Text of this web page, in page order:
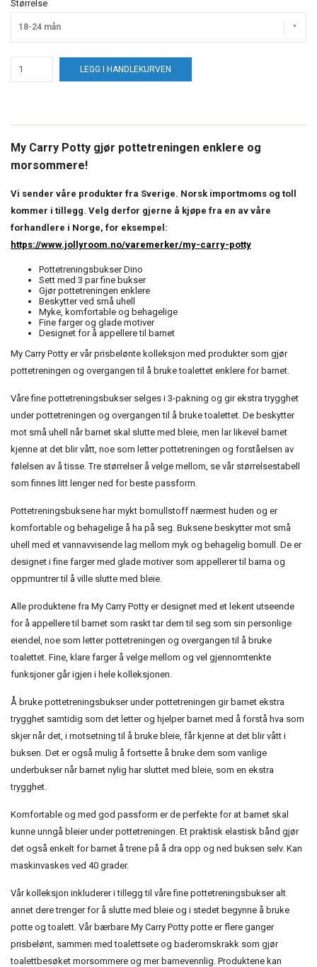
Størrelse
18-24 mån
LEGG I HANDLEKURVEN
My Carry Potty gjør pottetreningen enklere og
morsommere!
Vi sender våre produkter fra Sverige. Norsk importmoms og toll
kommer i tillegg. Velg derfor gjerne å kjøpe fra en av våre
forhandlere i Norge, for eksempel:
https://www.jollyroom.no/varemerker/my-carry-potty
Pottetreningsbukser Dino
Sett med 3 par fine bukser
Gjør pottetreningen enklere
Beskytter ved små uhell
Myke, komfortable og behagelige
Fine farger og glade motiver
Designet for å appellere til barnet
My Carry Potty er vår prisbelønte kolleksjon med produkter som gjør
pottetreningen og overgangen til å bruke toalettet enklere for barnet.
Våre fine pottetreningsbukser selges i 3-pakning og gir ekstra trygghet
under pottetreningen og overgangen til å bruke toalettet. De beskytter
mot små uhell når barnet skal slutte med bleie, men lar likevel barnet
kjenne at det blir vått, noe som letter pottetreningen og forståelsen av
følelsen av å tisse. Tre størrelser å velge mellom, se vår størrelsestabell
som finnes litt lenger ned for beste passform.
Pottetreningsbuksene har mykt bomullstoff nærmest huden og er
komfortable og behagelige å ha på seg. Buksene beskytter mot små
uhell med et vannavvisende lag mellom myk og behagelig bomull. De er
designet i fine farger med glade motiver som appellerer til barna og
oppmuntrer til å ville slutte med bleie.
Alle produktene fra My Carry Potty er designet med et lekent utseende
for å appellere til barnet som raskt tar dem til seg som sin personlige
eiendel, noe som letter pottetreningen og overgangen til å bruke
toalettet. Fine, klare farger å velge mellom og vel gjennomtenkte
funksjoner går igjen i hele kolleksjonen.
Å bruke pottetreningsbukser under pottetreningen gir barnet ekstra
trygghet samtidig som det letter og hjelper barnet med å forstå hva som
skjer når det, i motsetning til å bruke bleie, får kjenne at det blir vått i
buksen. Det er også mulig å fortsette å bruke dem som vanlige
underbukser når barnet nylig har sluttet med bleie, som en ekstra
trygghet.
Komfortable og med god passform er de perfekte for at barnet skal
kunne unngå bleier under pottetreningen. Et praktisk elastisk bånd gjør
det også enkelt for barnet å trene på å dra opp og ned buksen selv. Kan
maskinvaskes ved 40 grader.
Vår kolleksjon inkluderer i tillegg til våre fine pottetreningsbukser alt
annet dere trenger for å slutte med bleie og i stedet begynne å bruke
potte og toalett. Vår bærbare My Carry Potty potte er flere ganger
prisbelønt, sammen med toalettsete og baderomskrakk som gjør
toalettbesøket morsommere og mer barnevennlig. Produktene kan